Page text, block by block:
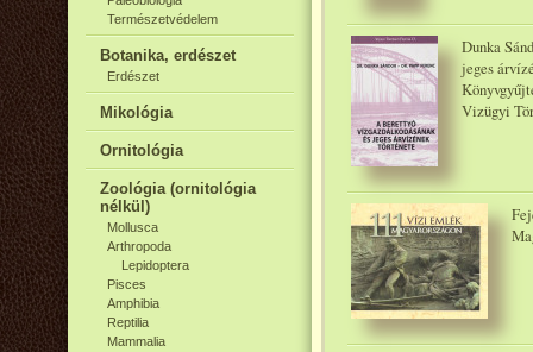
Természetvédelem
Botanika, erdészet
Erdészet
Mikológia
Ornitológia
Zoológia (ornitológia
nélkül)
Mollusca
Arthropoda
Lepidoptera
Pisces
Amphibia
Reptilia
Mammalia
Dunka
jeges
Vizügyi